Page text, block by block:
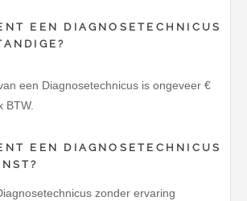
EEN DIAGNOSETECHNICUS
een Diagnosetechnicus is ongeveer €
BTW.
EEN DIAGNOSETECHNICUS
zonder ervaring